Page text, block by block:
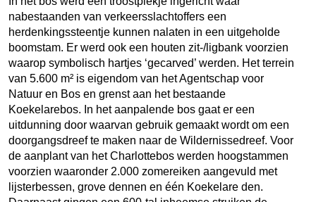
nabestaanden van verkeersslachtoffers een
herdenkingssteentje kunnen nalaten in een uitgeholde
boomstam. Er werd ook een houten zit-/ligbank voorzien
waarop symbolisch hartjes ‘gecarved’ werden. Het terrein
van 5.600 m² is eigendom van het Agentschap voor
Natuur en Bos en grenst aan het bestaande
Koekelarebos. In het aanpalende bos gaat er een
uitdunning door waarvan gebruik gemaakt wordt om een
doorgangsdreef te maken naar de Wildernissedreef. Voor
de aanplant van het Charlottebos werden hoogstammen
voorzien waaronder 2.000 zomereiken aangevuld met
lijsterbessen, grove dennen en één Koekelare den.